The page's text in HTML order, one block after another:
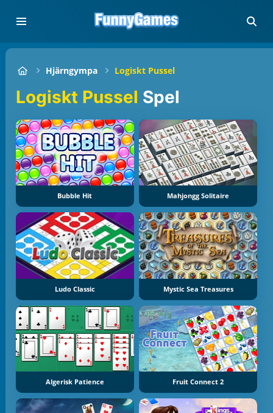
Hjärngympa Logiskt Pussel
Logiskt Pussel Spel
Bubble Hit Mahjongg Solitaire
Ludo Classic Mystic Sea Treasures
Algerisk Patience Fruit Connect 2